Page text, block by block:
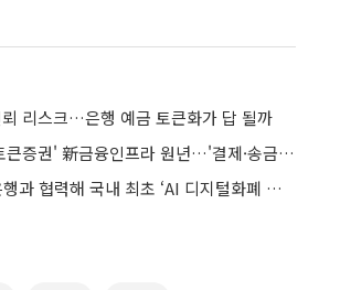
리스크…은행 예금 토큰화가 답 될까
'스테이블코인·토큰증권' 新금융인프라 원년…'결제·송금·투자' 싹 바뀐다②
LG CNS, 한국은행과 협력해 국내 최초 ‘AI 디지털화폐 자동결제’ 실증